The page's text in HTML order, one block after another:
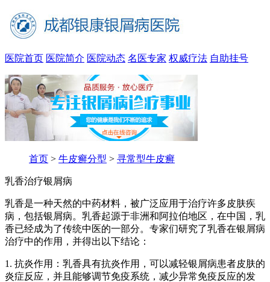
医院首页 医院简介 医院动态 名医专家 权威疗法 自助挂号
首页 > 牛皮癣分型 > 寻常型牛皮癣
乳香治疗银屑病
乳香是一种天然的中药材料，被广泛应用于治疗许多皮肤疾
病，包括银屑病。乳香起源于非洲和阿拉伯地区，在中国，乳
香已经成为了传统中医的一部分。专家们研究了乳香在银屑病
治疗中的作用，并得出以下结论：
1. 抗炎作用：乳香具有抗炎作用，可以减轻银屑病患者皮肤的
炎症反应，并且能够调节免疫系统，减少异常免疫反应的发